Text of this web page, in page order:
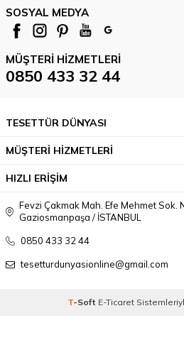
SOSYAL MEDYA
MÜŞTERI HIZMETLERI
0850 433 32 44
TESETTÜR DÜNYASI
MÜŞTERİ HİZMETLERİ
HIZLI ERİŞİM
Fevzi Çakmak Mah. Efe Mehmet Sok.
Gaziosmanpaşa / İSTANBUL
0850 433 32 44
tesetturdunyasionline@gmail.com
T-Soft E-Ticaret